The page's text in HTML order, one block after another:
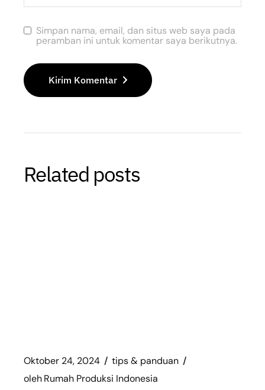
Simpan nama, email, dan situs web saya pada
peramban ini untuk komentar saya berikutnya.
Kirim Komentar
Related posts
Oktober 24, 2024
tips & panduan
olehRumah Produksi Indonesia